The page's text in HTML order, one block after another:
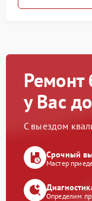
Ремонт
у Вас
С выездом
Срочный
Мастер
Определим